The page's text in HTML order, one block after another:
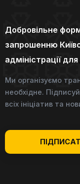
Добровільне
запрошенню
адміністрації
Ми організуємо
необхідне.
всіх ініціатив та